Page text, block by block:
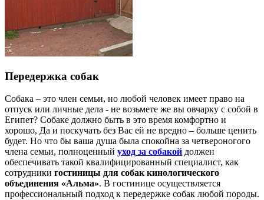
Передержка собак
Собака – это член семьи, но любой человек имеет право на
отпуск или личные дела - не возьмете же вы овчарку с собой в
Египет? Cобаке должно быть в это время комфортно и
хорошо, Да и поскучать без Вас ей не вредно – больше ценить
будет. Но что бы ваша душа была спокойна за четвероногого
члена семьи, полноценный уход за собакой должен
обеспечивать такой квалифицированный специалист, как
сотрудники гостиницы для собак кинологического
объединения «Альма». В гостинице осуществляется
профессиональный подход к передержке собак любой породы.